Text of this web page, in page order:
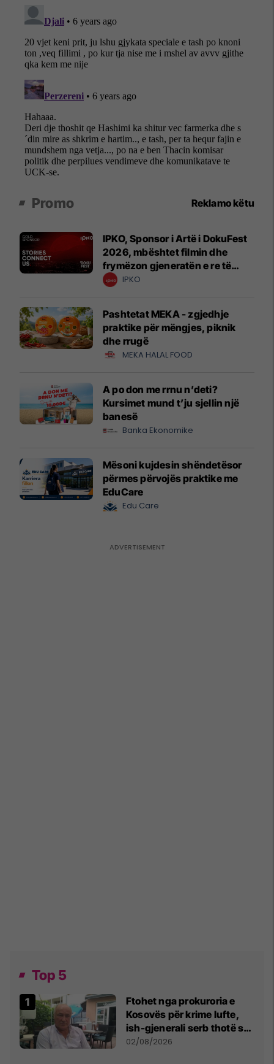
Promo Reklamo këtu
IPKO, Sponsor i Artë i DokuFest
2026, mbështet filmin dhe
frymëzon gjeneratën e re të
krijuesve
IPKO
Pashtetat MEKA - zgjedhje
praktike për mëngjes, piknik
dhe rrugë
MEKA HALAL FOOD
A po don me rrnu n’deti?
Kursimet mund t’ju sjellin një
banesë
Banka Ekonomike
Mësoni kujdesin shëndetësor
përmes përvojës praktike me
EduCare
Edu Care
Top 5
Ftohet nga prokuroria e
Kosovës për krime lufte,
ish-gjenerali serb thotë se
dikush e tradhtoi në
02/08/2026